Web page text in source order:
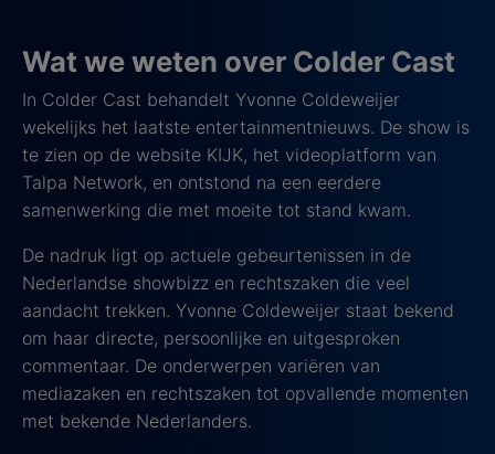
Wat we weten over Colder Cast
In Colder Cast behandelt Yvonne Coldeweijer
wekelijks het laatste entertainmentnieuws. De show is
te zien op de website KIJK, het videoplatform van
Talpa Network, en ontstond na een eerdere
samenwerking die met moeite tot stand kwam.
De nadruk ligt op actuele gebeurtenissen in de
Nederlandse showbizz en rechtszaken die veel
aandacht trekken. Yvonne Coldeweijer staat bekend
om haar directe, persoonlijke en uitgesproken
commentaar. De onderwerpen variëren van
mediazaken en rechtszaken tot opvallende momenten
met bekende Nederlanders.